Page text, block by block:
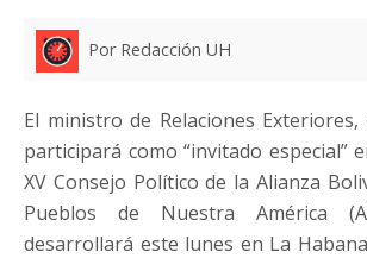
Por Redacción UH
El ministro de Relaciones
participará como “invitado especial”
XV Consejo Político de la Alianza
Pueblos de Nuestra América
desarrollará este lunes en La